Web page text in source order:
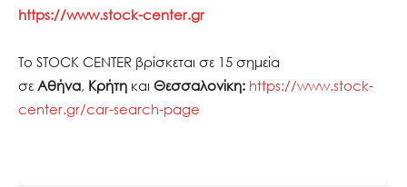
https://www.stock-center.gr
To STOCK CENTER βρίσκεται σε 15 σημεία
σε Αθήνα, Κρήτη και Θεσσαλονίκη: https://www.stock-
center.gr/car-search-page